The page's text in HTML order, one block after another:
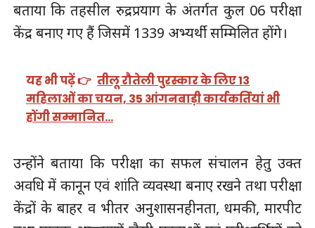
बताया कि तहसील रुद्रप्रयाग के अंतर्गत कुल 06 परीक्षा
केंद्र बनाए गए हैं जिसमें 1339 अभ्यर्थी सम्मिलित होंगे।
यह भी पढ़ें 👉 तीलू रौतेली पुरस्कार के लिए 13
महिलाओं का चयन, 35 आंगनबाड़ी कार्यकर्तियां भी
होंगी सम्मानित…
उन्होंने बताया कि परीक्षा का सफल संचालन हेतु उक्त
अवधि में कानून एवं शांति व्यवस्था बनाए रखने तथा परीक्षा
केंद्रों के बाहर व भीतर अनुशासनहीनता, धमकी, मारपीट